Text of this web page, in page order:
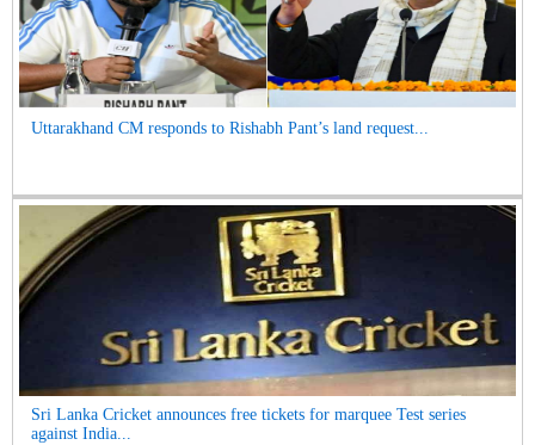
Uttarakhand CM responds to Rishabh Pant’s land request...
Sri Lanka Cricket announces free tickets for marquee Test series
against India...